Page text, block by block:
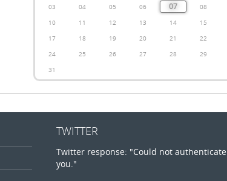
03
04 05 06 07 08
10
11 12 13 14 15
17
18 19 20 21 22
24
25 26 27 28 29
31
TWITTER
Twitter response: "Could not authenticate
you."